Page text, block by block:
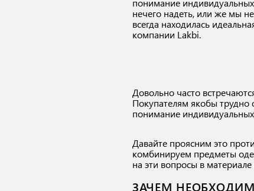
понимание
нечего надеть, или же мы
всегда находилась
компании Lakbi.
Довольно часто
Покупателям якобы трудно
понимание
Давайте проясним это
комбинируем предметы
на эти вопросы в
ЗАЧЕМ